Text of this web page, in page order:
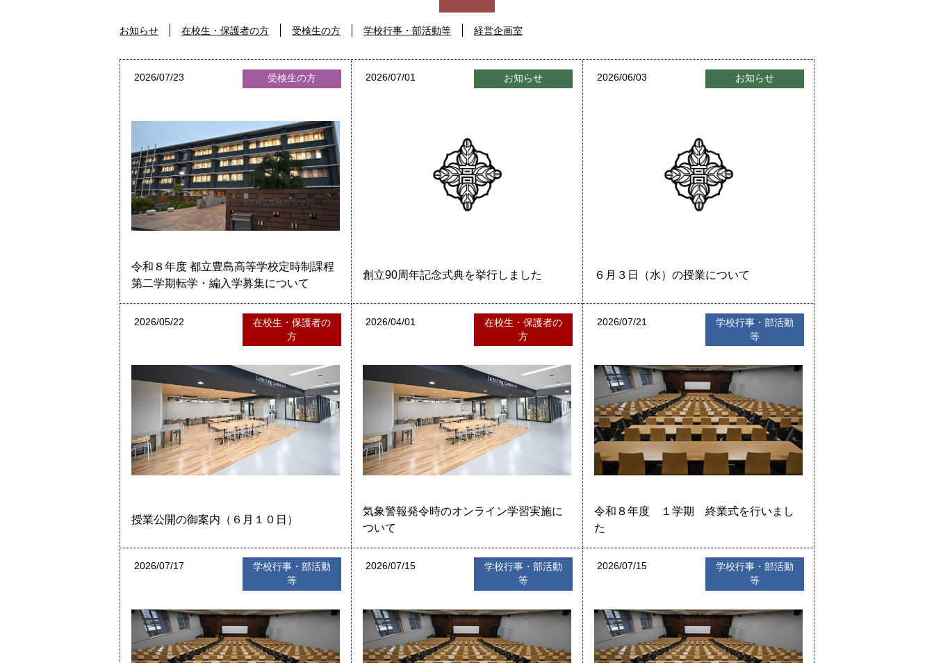
お知らせ 在校生・保護者の方 受検生の方 学校行事・部活動等 経営企画室
2026/07/23 受検生の方
令和８年度 都立豊島高等学校定時制課程
第二学期転学・編入学募集について
2026/07/01 お知らせ
創立90周年記念式典を挙行しました
2026/06/03 お知らせ
６月３日（水）の授業について
2026/05/22
在校生・保護者の
方
授業公開の御案内（６月１０日）
2026/04/01
在校生・保護者の
方
気象警報発令時のオンライン学習実施に
ついて
2026/07/21
学校行事・部活動
等
令和８年度 １学期 終業式を行いまし
た
2026/07/17
学校行事・部活動
等
2026/07/15
学校行事・部活動
等
2026/07/15
学校行事・部活動
等